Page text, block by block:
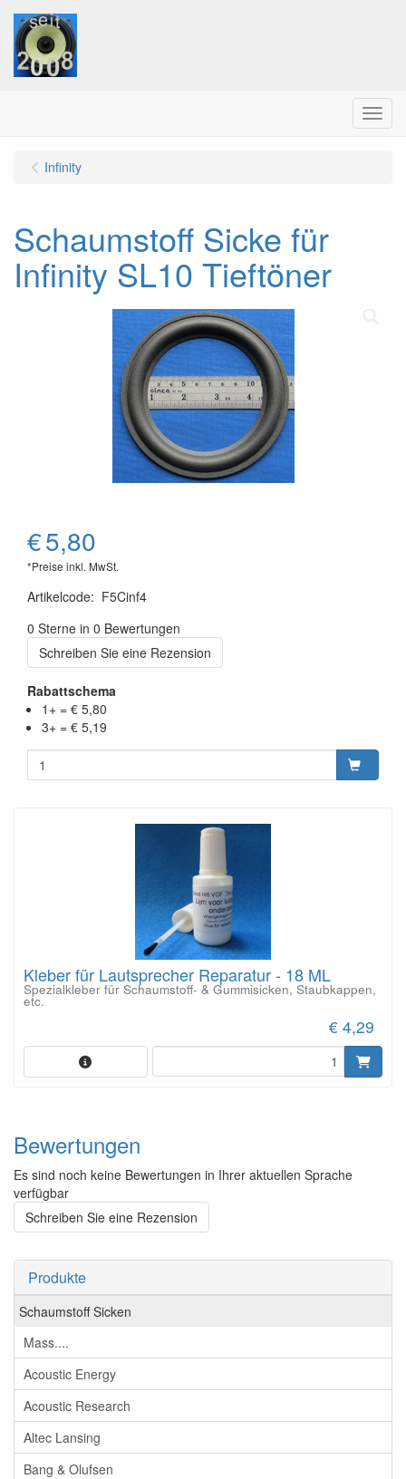
Menu
Produkte
Schaumstoff Sicken
Mass....
Acoustic Energy
Acoustic Research
Altec Lansing
Bang & Olufsen
Infinity
Schaumstoff Sicke für
Infinity SL10 Tieftöner
€5,80
*Preise inkl. MwSt.
Artikelcode: F5Cinf4
0 Sterne in 0 Bewertungen
Schreiben Sie eine Rezension
Rabattschema
1+ = € 5,80
3+ = € 5,19
Kleber für Lautsprecher Reparatur - 18 ML
Spezialkleber für Schaumstoff- & Gummisicken, Staubkappen,
etc.
€ 4,29
Bewertungen
Es sind noch keine Bewertungen in Ihrer aktuellen Sprache
verfügbar
Schreiben Sie eine Rezension